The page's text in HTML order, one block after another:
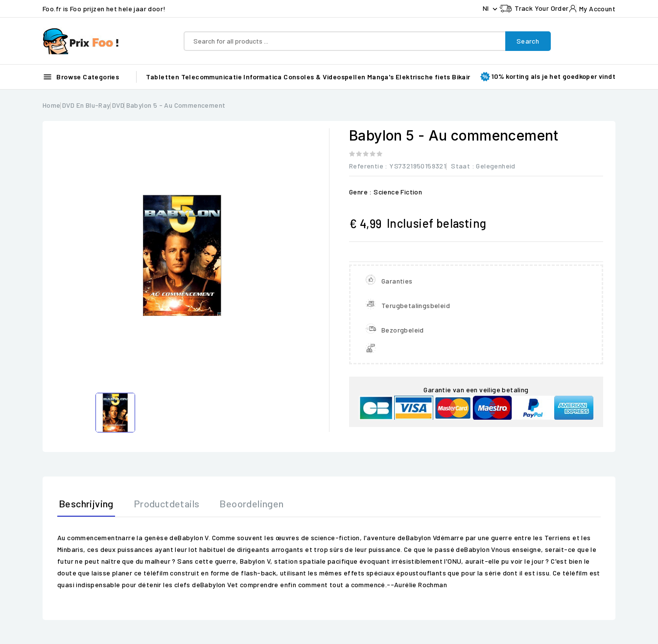
Foo.fr is Foo prijzen het hele jaar door! Nl  Track Your Order My Account
Search
 Browse Categories Tabletten Telecommunicatie Informatica Consoles & Videospellen Manga's Elektrische fiets Bikair 10% korting als je het goedkoper vindt
Home DVD En Blu-Ray DVD Babylon 5 - Au Commencement
Babylon 5 - Au commencement
Referentie : YS7321950159321 Staat : Gelegenheid
Genre : Science Fiction
€ 4,99 Inclusief belasting
Garanties
Terugbetalingsbeleid
Bezorgbeleid
Garantie van een veilige betaling
Beschrijving Productdetails Beoordelingen
Au commencementnarre la genèse deBabylon V. Comme souvent les œuvres de science-fiction, l'aventure deBabylon Vdémarre par une guerre entre les Terriens et les
Minbaris, ces deux puissances ayant leur lot habituel de dirigeants arrogants et trop sûrs de leur puissance. Ce que le passé deBabylon Vnous enseigne, serait-ce que le
futur ne peut naître que du malheur ? Sans cette guerre, Babylon V, station spatiale pacifique évoquant irrésistiblement l'ONU, aurait-elle pu voir le jour ? C'est bien le
doute que laisse planer ce téléfilm construit en forme de flash-back, utilisant les mêmes effets spéciaux époustouflants que pour la série dont il est issu. Ce téléfilm est
quasi indispensable pour détenir les clefs deBabylon Vet comprendre enfin comment tout a commencé.--Aurélie Rochman